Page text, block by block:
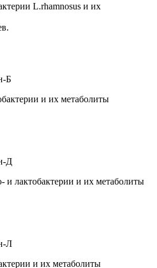
L.rhamnosus и их
Б
и их метаболиты
Д
лактобактерии и их метаболиты
Л
и их метаболиты